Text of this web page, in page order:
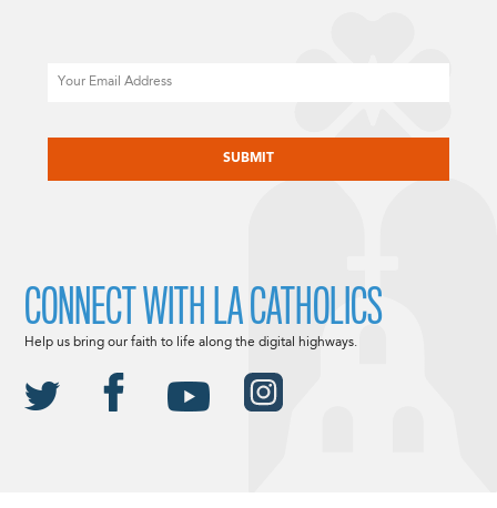
CONNECT WITH LA CATHOLICS
Help us bring our faith to life along the digital highways.